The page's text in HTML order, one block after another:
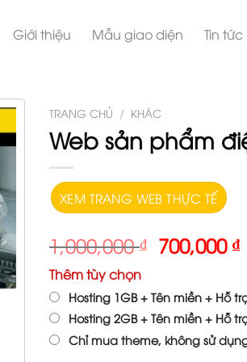
Giới thiệu Mẫu giao diện Tin tức
TRANG CHỦ / KHÁC
Web sản phẩm
XEM TRANG WEB THỰC TẾ
1,000,000₫ 700,000₫
Thêm tùy chọn
Hosting 1GB + Tên miền + Hỗ
Hosting 2GB + Tên miền + Hỗ
Chỉ mua theme, không sử